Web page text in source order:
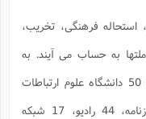
استحاله فرهنگی، تخریب،
به حساب می آیند. به
عنوان مثال کشور آمریکا همکاری نزدیکی با 50 دانشگاه علوم ارتباطات
جهان دارد و با در اختیار داشتن 140 روزنامه، 44 رادیو، 17 شبکه